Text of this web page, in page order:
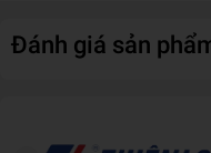
Đánh giá sản